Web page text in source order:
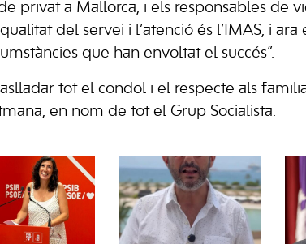
privat a Mallorca, i els responsables de
del servei i l’atenció és l’IMAS, i
que han envoltat el succés”.
tot el condol i el respecte als
en nom de tot el Grup Socialista.